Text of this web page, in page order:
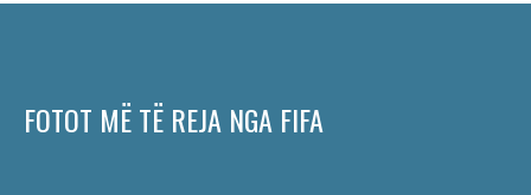
FOTOT MË TË REJA NGA FIFA